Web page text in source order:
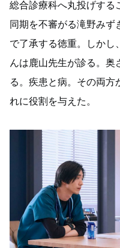
総合診療科へ丸投げする
同期を不審がる滝野みず
で了承する徳重。しかし
んは鹿山先生が診る。奥
る。疾患と病。その両
れに役割を与えた。